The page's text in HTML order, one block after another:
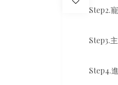
Step2.
Step3.
Step4.